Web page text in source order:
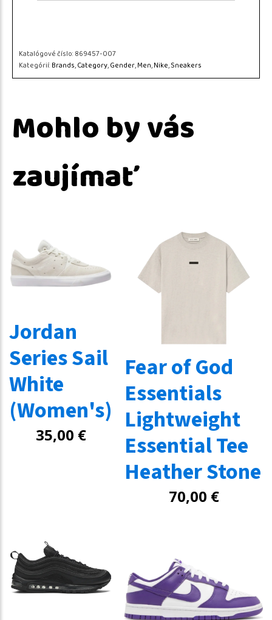
Katalógové číslo:869457-007
Kategórií:Brands,Category,Gender,Men,Nike,Sneakers
Mohlo by vás
zaujímať
Jordan
Series Sail
White
(Women's)
35,00 €
Fear of God
Essentials
Lightweight
Essential Tee
Heather Stone
70,00 €